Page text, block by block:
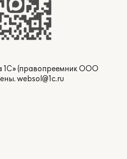
1С» (правопреемник ООО
websol@1c.ru